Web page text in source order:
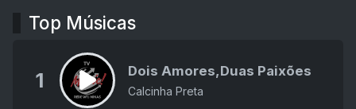
Top Músicas
1 Dois Amores,Duas Paixões
Calcinha Preta